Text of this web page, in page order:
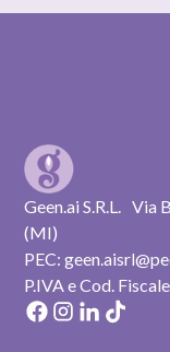
Geen.ai S.R.L. Via
(MI)
PEC:
P.IVA e Cod.